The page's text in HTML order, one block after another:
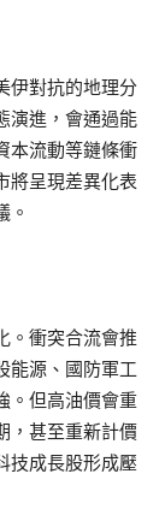
伊對抗的地理分
演進，會通過能
本流動等鏈條衝
將呈現差異化表
。
。衝突合流會推
能源、國防軍工
。但高油價會重
，甚至重新計價
技成長股形成壓